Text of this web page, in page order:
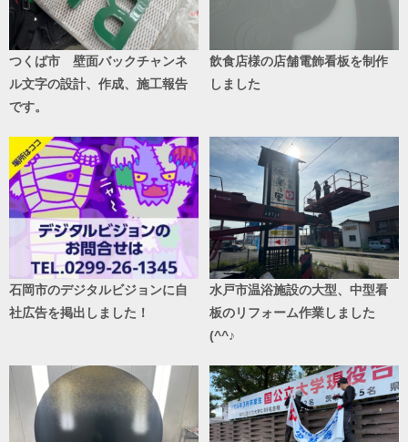
つくば市 壁面バックチャンネ
ル文字の設計、作成、施工報告
です。
飲食店様の店舗電飾看板を制作
しました
石岡市のデジタルビジョンに自
社広告を掲出しました！
水戸市温浴施設の大型、中型看
板のリフォーム作業しました
(^^♪